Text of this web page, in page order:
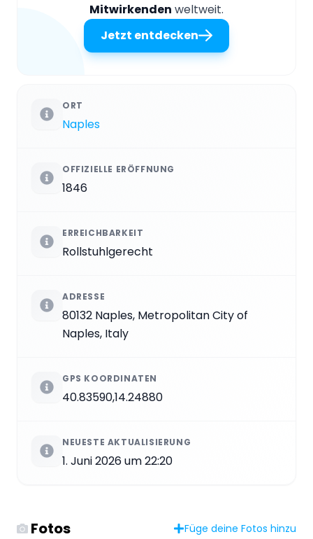
Mitwirkenden weltweit.
Jetzt entdecken
ORT
Naples
OFFIZIELLE ERÖFFNUNG
1846
ERREICHBARKEIT
Rollstuhlgerecht
ADRESSE
80132 Naples, Metropolitan City of
Naples, Italy
GPS KOORDINATEN
40.83590,14.24880
NEUESTE AKTUALISIERUNG
1. Juni 2026 um 22:20
Fotos Füge deine Fotos hinzu